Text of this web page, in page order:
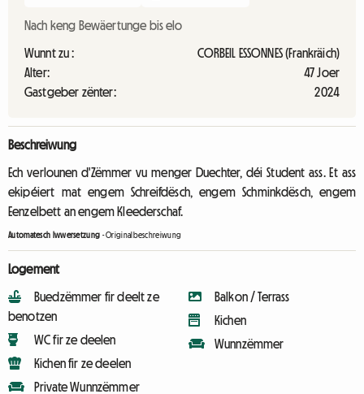
Nach keng Bewäertunge bis elo
Wunnt zu :
CORBEIL ESSONNES (Frankräich)
Alter:
47 Joer
Gastgeber zënter:
2024
Beschreiwung
Ech verlounen d'Zëmmer vu menger Duechter, déi Student ass. Et ass
ekipéiert mat engem Schreifdësch, engem Schminkdësch, engem
Eenzelbett an engem Kleederschaf.
Automatesch Iwwersetzung -Originalbeschreiwung
Logement
Buedzëmmer fir deelt ze
benotzen
WC fir ze deelen
Kichen fir ze deelen
Private Wunnzëmmer
Balkon / Terrass
Kichen
Wunnzëmmer